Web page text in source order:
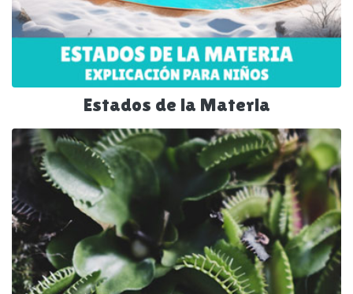
Estados de la Materia